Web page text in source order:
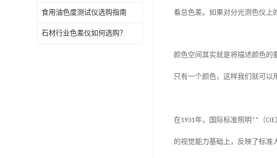
食用油色度测试仪选购指南
石材行业色差仪如何选购？
看总色差。如果对分光测色仪 上
颜色空间其实就是将描述颜色的
只有一个颜色，这样我们就可以
在1931年，国际标准照明**（CIE
的视觉能力基础上，反映了标准